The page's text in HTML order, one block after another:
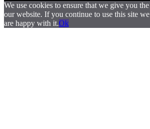
We use cookies to ensure that we give you
our website. If you continue to use this site
are happy with it.Ok